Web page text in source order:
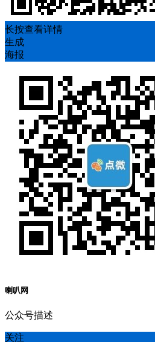
长按查看详情
生成
海报
喇叭网
公众号描述
关注